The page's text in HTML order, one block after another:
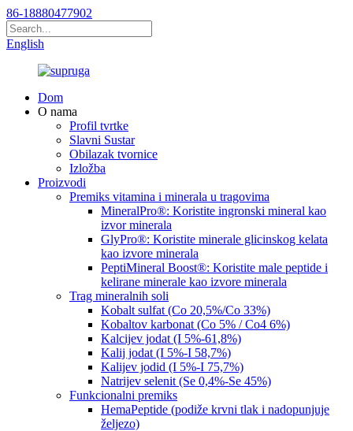
86-18880477902
English
Dom
O nama
Profil tvrtke
Slavni Sustar
Obilazak tvornice
Izložba
Proizvodi
Premiks vitamina i minerala u tragovima
MineralPro®: Koristite ingronski mineral kao
izvor minerala
GlyPro®: Koristite minerale glicinskog kelata
kao izvore minerala
PeptiMineral Boost®: Koristite male peptide i
kelirane minerale kao izvore minerala
Trag mineralnih soli
Kobalt sulfat (Co 20,5%/Co 33%)
Kobaltov karbonat (Co 5% / Co4 6%)
Kalcijev jodat (I 5%-61,8%)
Kalij jodat (I 5%-I 58,7%)
Kalijev jodid (I 5%-I 75,7%)
Natrijev selenit (Se 0,4%-Se 45%)
Funkcionalni premiks
HemaPeptide (podiže krvni tlak i nadopunjuje
željezo)